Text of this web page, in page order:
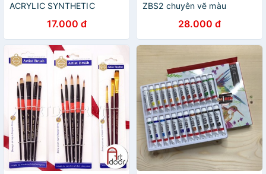
ACRYLIC SYNTHETIC
17.000 đ
ZBS2 chuyên vẽ màu
28.000 đ